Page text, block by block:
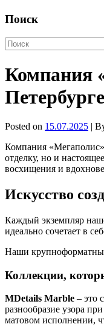
Поиск
Компания
Posted on 15.07.2025 |
Компания «Мегаполис»
отделку, но и
восхищения и
Искусство
Каждый экземпляр
идеально сочетает в
Наши
Коллекции,
MDetails Marble – это
разнообразие узора
матовом исполнении,